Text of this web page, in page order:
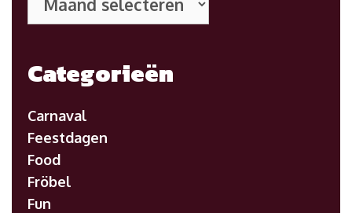
posts
Categorieën
Carnaval
Feestdagen
Food
Fröbel
Fun